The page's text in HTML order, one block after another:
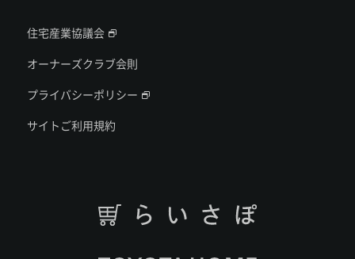
住宅産業協議会
オーナーズクラブ会則
プライバシーポリシー
サイトご利用規約